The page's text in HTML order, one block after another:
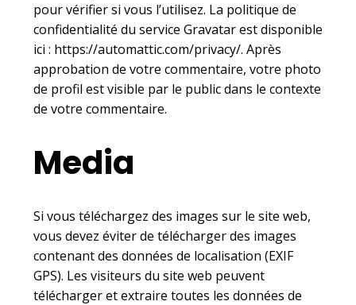
pour vérifier si vous l’utilisez. La politique de
confidentialité du service Gravatar est disponible
ici : https://automattic.com/privacy/. Après
approbation de votre commentaire, votre photo
de profil est visible par le public dans le contexte
de votre commentaire.
Media
Si vous téléchargez des images sur le site web,
vous devez éviter de télécharger des images
contenant des données de localisation (EXIF
GPS). Les visiteurs du site web peuvent
télécharger et extraire toutes les données de